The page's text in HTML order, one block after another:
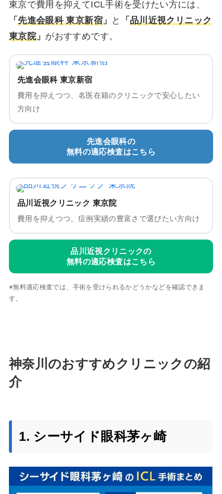
東京で費用を抑えてICL手術を受けたい方には、
「 先進会眼科 東京新宿」 と 「 品川近視クリニック
東京院」 がおすすめです。
先進会眼科 東京新宿
費用を抑えつつ、名医在籍のクリニックで安心したい
方向け
先進会眼科の
無料の適応検査はこちら
品川近視クリニック 東京院
費用を抑えつつ、症例実績の豊富さで選びたい方向け
品川近視クリニックの
無料の適応検査はこちら
※無料適応検査では、手術を受けられるかどうかなどを確認できま
す。
神奈川 のおすすめクリニックの紹
介
1. シーサイド眼科茅ヶ崎